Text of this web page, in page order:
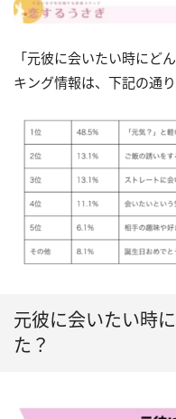
「元彼に会いたい時にど
キング情報は、下記の通り
元彼に会いたい時
た？